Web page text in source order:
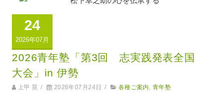
24
2026年07月
2026青年塾「第3回 志実践発表全国
大会」in 伊勢
上甲 晃 / 2026年07月24日 / 各種ご案内 青年塾